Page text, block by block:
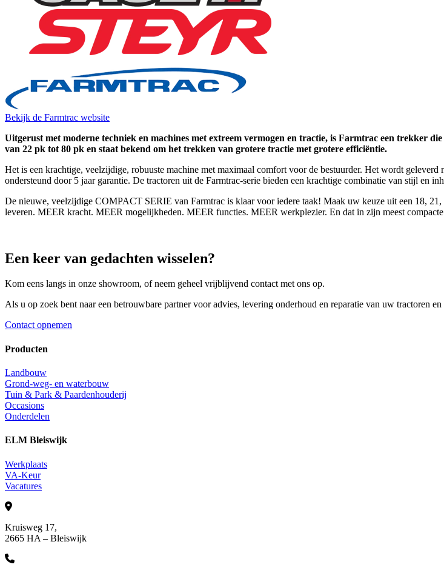
Bekijk de Farmtrac website
Uitgerust met moderne techniek en machines met extreem vermogen en tractie, is Farmtrac een
van 22 pk tot 80 pk en staat bekend om het trekken van grotere tractie met grotere efficiëntie.
Het is een krachtige, veelzijdige, robuuste machine met maximaal comfort voor de bestuurder. Het wordt
ondersteund door 5 jaar garantie. De tractoren uit de Farmtrac-serie bieden een krachtige combinatie van stijl en
De nieuwe, veelzijdige COMPACT SERIE van Farmtrac is klaar voor iedere taak! Maak uw keuze uit een 18,
leveren. MEER kracht. MEER mogelijkheden. MEER functies. MEER werkplezier. En dat in zijn meest
Een keer van gedachten wisselen?
Kom eens langs in onze showroom, of neem geheel vrijblijvend contact met ons op.
Als u op zoek bent naar een betrouwbare partner voor advies, levering onderhoud en reparatie van uw tractoren
Contact opnemen
Producten
Landbouw
Grond-weg- en waterbouw
Tuin & Park & Paardenhouderij
Occasions
Onderdelen
ELM Bleiswijk
Werkplaats
VA-Keur
Vacatures
Kruisweg 17,
2665 HA – Bleiswijk